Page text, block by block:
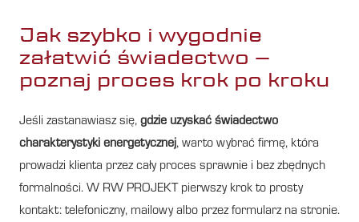
Jak szybko i wygodnie
załatwić świadectwo –
poznaj proces krok po kroku
Jeśli zastanawiasz się, gdzie uzyskać świadectwo
charakterystyki energetycznej, warto wybrać firmę, która
prowadzi klienta przez cały proces sprawnie i bez zbędnych
formalności. W RW PROJEKT pierwszy krok to prosty
kontakt: telefoniczny, mailowy albo przez formularz na stronie.